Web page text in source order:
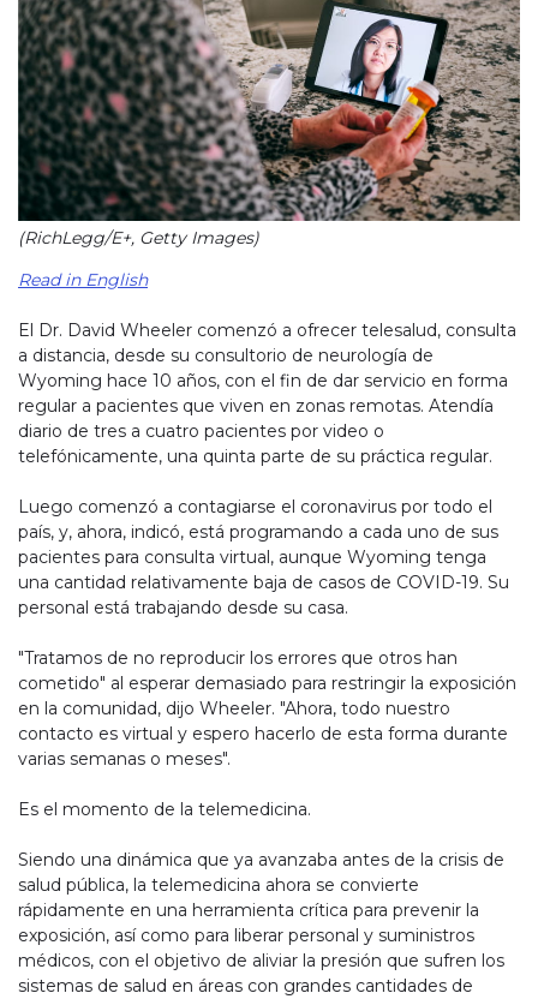
(RichLegg/E+, Getty Images)
Read in English
El Dr. David Wheeler comenzó a ofrecer telesalud, consulta
a distancia, desde su consultorio de neurología de
Wyoming hace 10 años, con el fin de dar servicio en forma
regular a pacientes que viven en zonas remotas. Atendía
diario de tres a cuatro pacientes por video o
telefónicamente, una quinta parte de su práctica regular.
Luego comenzó a contagiarse el coronavirus por todo el
país, y, ahora, indicó, está programando a cada uno de sus
pacientes para consulta virtual, aunque Wyoming tenga
una cantidad relativamente baja de casos de COVID-19. Su
personal está trabajando desde su casa.
"Tratamos de no reproducir los errores que otros han
cometido" al esperar demasiado para restringir la exposición
en la comunidad, dijo Wheeler. "Ahora, todo nuestro
contacto es virtual y espero hacerlo de esta forma durante
varias semanas o meses".
Es el momento de la telemedicina.
Siendo una dinámica que ya avanzaba antes de la crisis de
salud pública, la telemedicina ahora se convierte
rápidamente en una herramienta crítica para prevenir la
exposición, así como para liberar personal y suministros
médicos, con el objetivo de aliviar la presión que sufren los
sistemas de salud en áreas con grandes cantidades de